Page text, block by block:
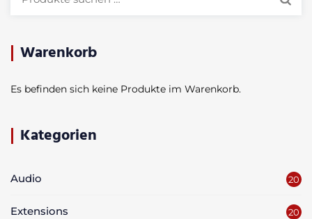
Warenkorb
Es befinden sich keine Produkte im Warenkorb.
Kategorien
Audio 20
Extensions 20